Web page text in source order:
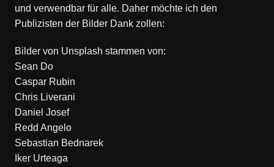
und verwendbar für alle. Daher möchte ich den
Publizisten der Bilder Dank zollen:
Bilder von Unsplash stammen von:
Sean Do
Caspar Rubin
Chris Liverani
Daniel Josef
Redd Angelo
Sebastian Bednarek
Iker Urteaga